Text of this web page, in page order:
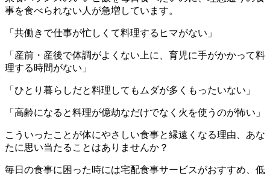
事を食べられない人が急増しています。
「共働きで仕事が忙しくて料理するヒマがない」
「産前・産後で体調がよくない上に、育児に手がかかって料
理する時間がない」
「ひとり暮らしだと料理してもムダが多くもったいない」
「高齢になると料理が億劫なだけでなく火を使うのが怖い」
こういったことが体にやさしい食事と縁遠くなる理由、あな
たに思い当たることはありませんか？
毎日の食事に困った時には宅配食事サービスがおすすめ、低